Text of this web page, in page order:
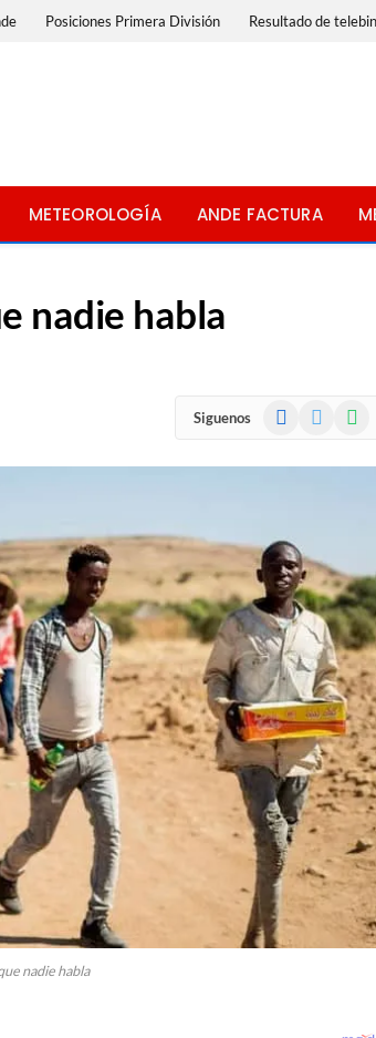
Posiciones Primera División Resultado de
METEOROLOGÍA ANDE FACTURA
nadie habla
Siguenos Facebook
nadie habla